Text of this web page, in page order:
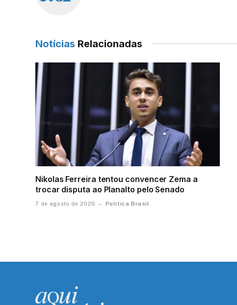
Notícias Relacionadas
Nikolas Ferreira tentou convencer Zema a
trocar disputa ao Planalto pelo Senado
7 de agosto de 2026 Política Brasil